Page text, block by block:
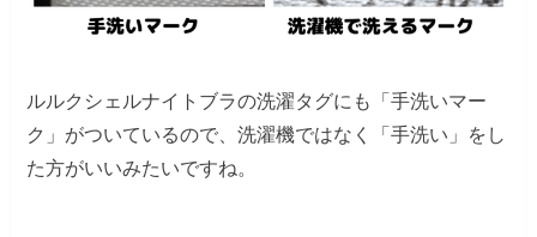
ルルクシェルナイトブラの洗濯タグにも「手洗いマー
ク」がついているので、洗濯機ではなく「手洗い」をし
た方がいいみたいですね。